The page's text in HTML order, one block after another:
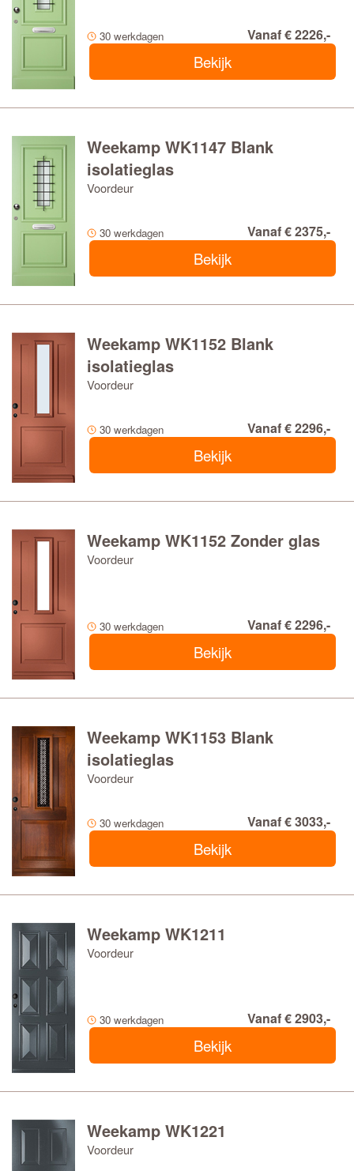
30 werkdagen Vanaf € 2226,-
Bekijk
Weekamp WK1147 Blank
isolatieglas
Voordeur
30 werkdagen Vanaf € 2375,-
Bekijk
Weekamp WK1152 Blank
isolatieglas
Voordeur
30 werkdagen Vanaf € 2296,-
Bekijk
Weekamp WK1152 Zonder glas
Voordeur
30 werkdagen Vanaf € 2296,-
Bekijk
Weekamp WK1153 Blank
isolatieglas
Voordeur
30 werkdagen Vanaf € 3033,-
Bekijk
Weekamp WK1211
Voordeur
30 werkdagen Vanaf € 2903,-
Bekijk
Weekamp WK1221
Voordeur